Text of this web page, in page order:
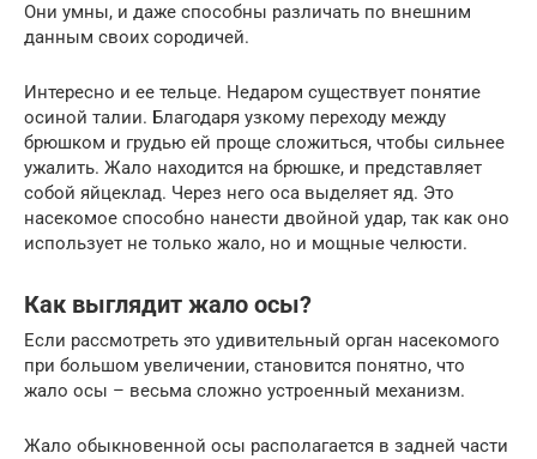
Они умны, и даже способны различать по внешним
данным своих сородичей.
Интересно и ее тельце. Недаром существует понятие
осиной талии. Благодаря узкому переходу между
брюшком и грудью ей проще сложиться, чтобы сильнее
ужалить. Жало находится на брюшке, и представляет
собой яйцеклад. Через него оса выделяет яд. Это
насекомое способно нанести двойной удар, так как оно
использует не только жало, но и мощные челюсти.
Как выглядит жало осы?
Если рассмотреть это удивительный орган насекомого
при большом увеличении, становится понятно, что
жало осы – весьма сложно устроенный механизм.
Жало обыкновенной осы располагается в задней части